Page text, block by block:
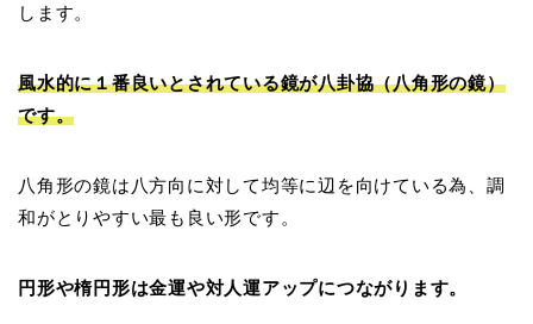
します。
風水的に１番良いとされている鏡が八卦協（八角形の鏡）
です。
八角形の鏡は八方向に対して均等に辺を向けている為、調
和がとりやすい最も良い形です。
円形や楕円形は金運や対人運アップにつながります。